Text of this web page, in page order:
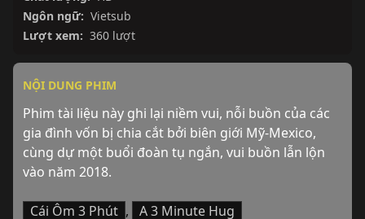
Ngôn ngữ: Vietsub
Lượt xem: 360 lượt
NỘI DUNG PHIM
Phim tài liệu này ghi lại niềm vui, nỗi buồn của các
gia đình vốn bị chia cắt bởi biên giới Mỹ-Mexico,
cùng dự một buổi đoàn tụ ngắn, vui buồn lẫn lộn
vào năm 2018.
Cái Ôm 3 Phút , A 3 Minute Hug